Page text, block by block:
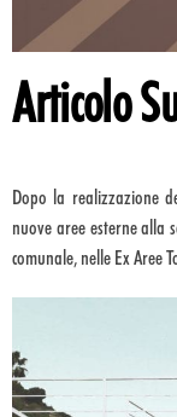
Articolo
Dopo la realizzazione
nuove aree esterne alla
comunale, nelle Ex Aree